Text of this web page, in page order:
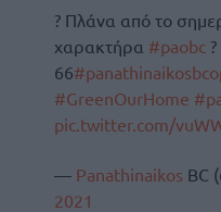
? Πλάνα από το
χαρακτήρα #paobc ?️
66
#GreenOurHome
pic.twitter.com/
— Panathinaikos BC
2021